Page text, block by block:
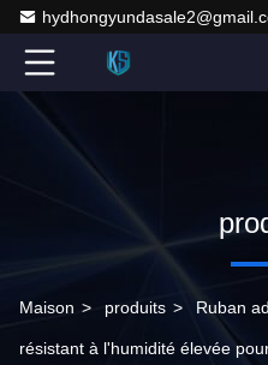
Maison > produits > Ruban
résistant à l'humidité élevée